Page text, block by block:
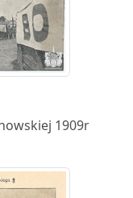
1909r